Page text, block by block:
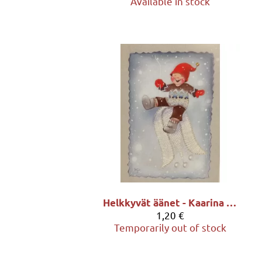
Helkkyvät äänet - Kaarina Toivanen
1,20 €
Temporarily out of stock